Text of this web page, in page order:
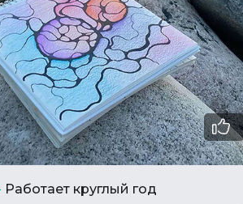
Работает круглый год